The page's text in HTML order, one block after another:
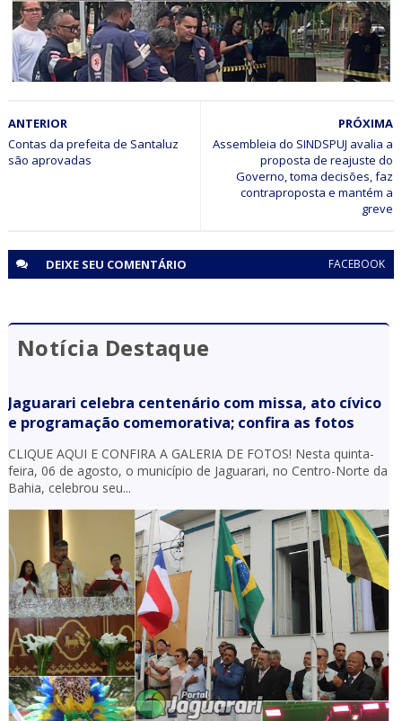
Equipe do SAMU de Jaguarari participa de simulado de
incidente com múltiplas vítimas em Senhor do Bonfim
PRÓXIMA
Assembleia do SINDSPUJ avalia a
proposta de reajuste do
Governo, toma decisões, faz
contraproposta e mantém a
greve
ANTERIOR
Contas da prefeita de Santaluz
são aprovadas
DEIXE SEU COMENTÁRIO FACEBOOK
Notícia Destaque
Jaguarari celebra centenário com missa, ato cívico
e programação comemorativa; confira as fotos
CLIQUE AQUI E CONFIRA A GALERIA DE FOTOS! Nesta quinta-
feira, 06 de agosto, o município de Jaguarari, no Centro-Norte da
Bahia, celebrou seu...